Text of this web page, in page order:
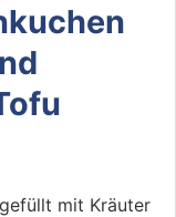
mit Kräuter